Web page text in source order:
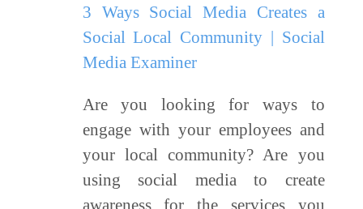
3 Ways Social Media Creates a
Social Local Community | Social
Media Examiner
Are you looking for ways to
engage with your employees and
your local community? Are you
using social media to create
awareness for the services you